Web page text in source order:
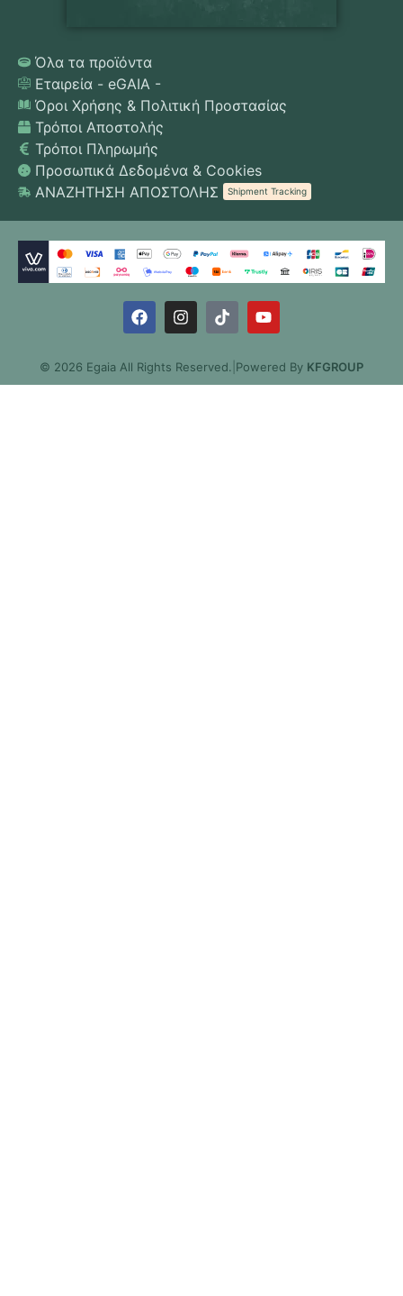
Όλα τα προϊόντα
Εταιρεία - eGAIA -
Όροι Χρήσης & Πολιτική Προστασίας
Τρόποι Αποστολής
Τρόποι Πληρωμής
Προσωπικά Δεδομένα & Cookies
ΑΝΑΖΗΤΗΣΗ ΑΠΟΣΤΟΛΗΣ
Shipment Tracking
© 2026 Egaia All Rights Reserved. Powered By KFGROUP